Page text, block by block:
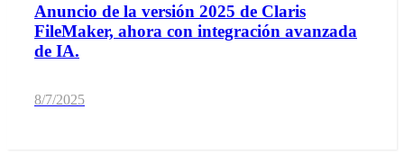
Anuncio de la versión 2025 de Claris
FileMaker, ahora con integración avanzada
de IA.
8/7/2025